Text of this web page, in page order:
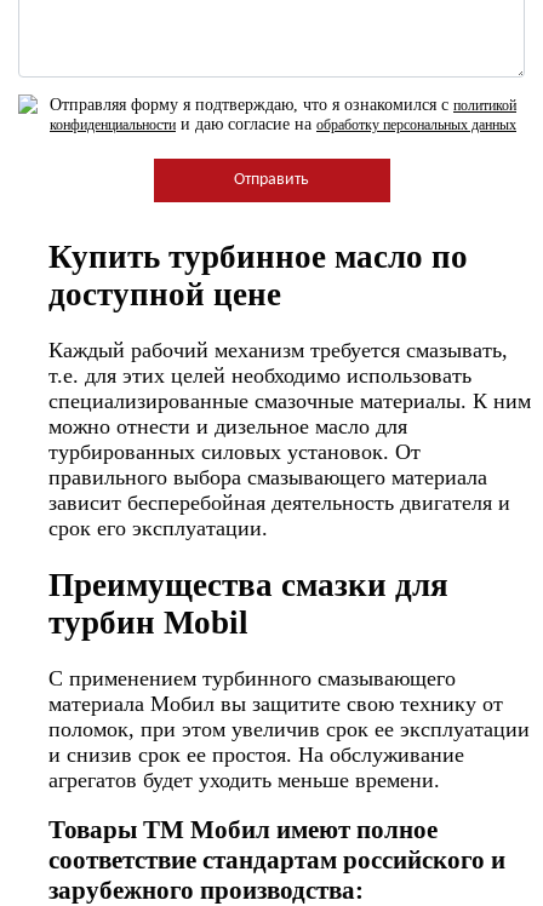
Отправляя форму я подтверждаю, что я ознакомился с политикой
конфиденциальности и даю согласие на обработку персональных данных
Купить турбинное масло по
доступной цене
Каждый рабочий механизм требуется смазывать,
т.е. для этих целей необходимо использовать
специализированные смазочные материалы. К ним
можно отнести и дизельное масло для
турбированных силовых установок. От
правильного выбора смазывающего материала
зависит бесперебойная деятельность двигателя и
срок его эксплуатации.
Преимущества смазки для
турбин Mobil
С применением турбинного смазывающего
материала Мобил вы защитите свою технику от
поломок, при этом увеличив срок ее эксплуатации
и снизив срок ее простоя. На обслуживание
агрегатов будет уходить меньше времени.
Товары ТМ Мобил имеют полное
соответствие стандартам российского и
зарубежного производства: